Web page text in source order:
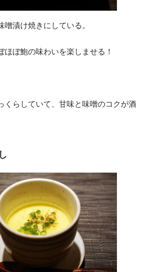
噌漬け焼きにしている。
ほぼ鮑の味わいを楽しませる！
くらしていて、甘味と味噌のコクが酒